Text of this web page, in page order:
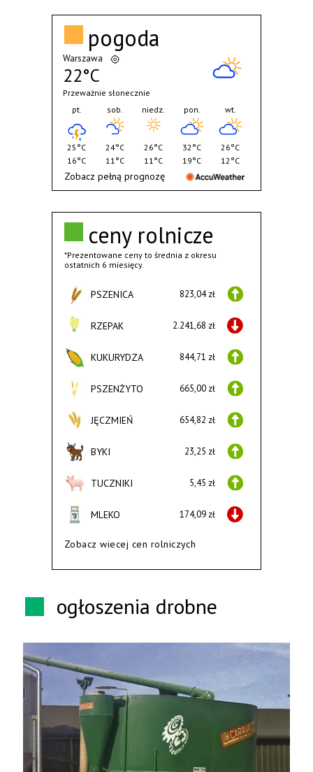
ceny rolnicze
*Prezentowane ceny to średnia z okresu
ostatnich 6 miesięcy.
PSZENICA 823,04 zł
RZEPAK 2.241,68 zł
KUKURYDZA 844,71 zł
PSZENŻYTO 665,00 zł
JĘCZMIEŃ 654,82 zł
BYKI 23,25 zł
TUCZNIKI 5,45 zł
MLEKO 174,09 zł
Zobacz wiecej cen rolniczych
pogoda
Warszawa
22°C
Przeważnie słonecznie
pt.
25°C
16°C
sob.
24°C
11°C
niedz.
26°C
11°C
pon.
32°C
19°C
wt.
26°C
12°C
Zobacz pełną prognozę
ogłoszenia drobne